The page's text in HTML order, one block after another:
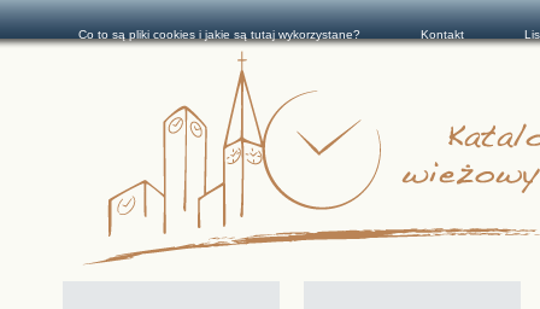
Co to są pliki cookies i jakie są tutaj wykorzystane? Kontakt